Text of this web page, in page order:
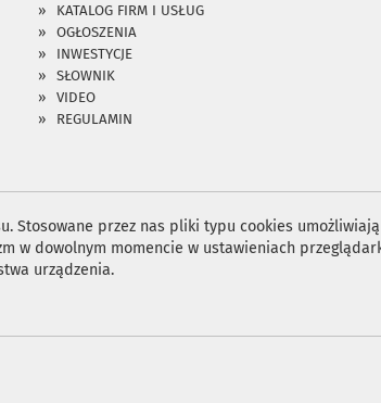
KATALOG FIRM I USŁUG
OGŁOSZENIA
INWESTYCJE
SŁOWNIK
VIDEO
REGULAMIN
Stosowane przez nas pliki typu cookies
w dowolnym momencie w ustawieniach
urządzenia.